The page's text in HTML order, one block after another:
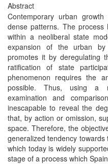
Abstract
Contemporary urban
dense patterns. The
within a neoliberal state
expansion of the urban
promotes it by deregulating
ratification of state
phenomenon requires the
possible. Thus, using a
examination and
inescapable to reveal the
that, by action or omission,
space. Therefore, the
generalized tendency
which today is widely
stage of a process which